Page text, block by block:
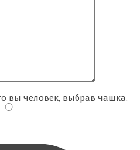
вы человек, выбрав чашка.